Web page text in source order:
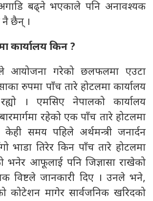
अगाडि बढ्ने भएकाले पनि अनावश्यक
नै छैन् ।
कार्यालय किन ?
आयोजना गरेको छलफलमा एउटा
रुपमा पाँच तारे होटलमा कार्यालय
। एमसिए नेपालको कार्यालय
रहेको एक पाँच तारे होटलमा
समय पहिले अर्थमन्त्री जनार्दन
भाडा तिरेर किन पाँच तारे होटलमा
भनेर आफूलाई पनि जिज्ञासा राखेको
विष्टले जानकारी दिए । उनले भने,
कोटेशन मागेर सार्वजनिक खरिदको